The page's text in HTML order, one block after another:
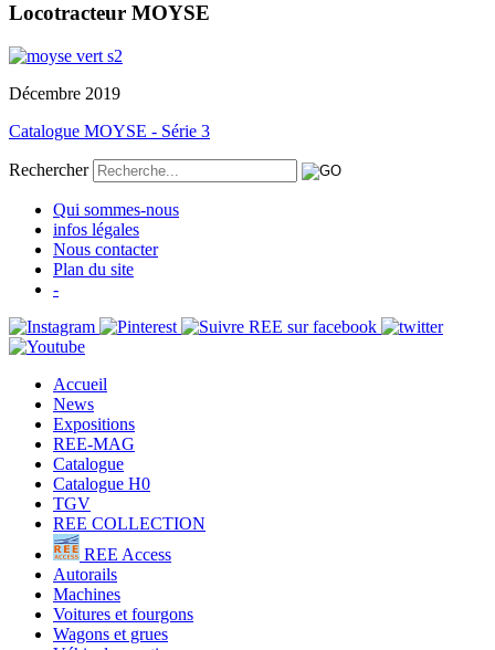
Locotracteur MOYSE
Décembre 2019
Catalogue MOYSE - Série 3
Rechercher
Qui sommes-nous
infos légales
Nous contacter
Plan du site
-
Accueil
News
Expositions
REE-MAG
Catalogue
Catalogue H0
TGV
REE COLLECTION
REE Access
Autorails
Machines
Voitures et fourgons
Wagons et grues